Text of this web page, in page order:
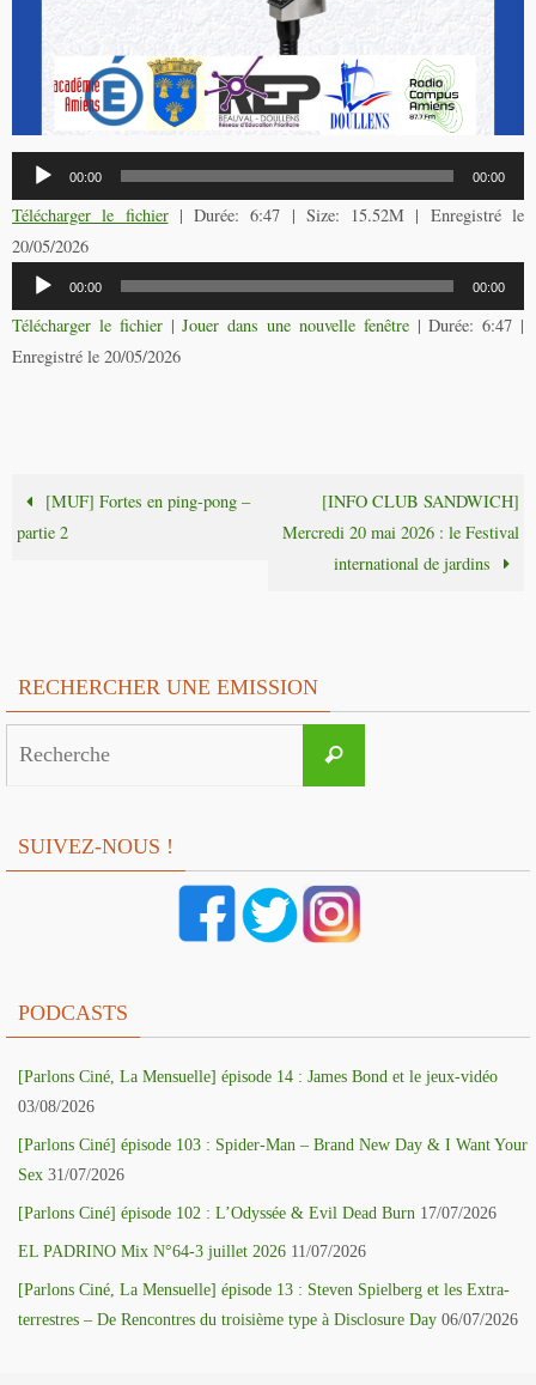
Lecteur
audio
00:00 00:00
Télécharger le fichier| Durée: 6:47 | Size: 15.52M | Enregistré le
20/05/2026
Lecteur
audio
00:00 00:00
Télécharger le fichier|Jouer dans une nouvelle fenêtre|Durée: 6:47 |
Enregistré le 20/05/2026
[MUF] Fortes en ping-pong –
partie 2
[INFO CLUB SANDWICH]
Mercredi 20 mai 2026 : le Festival
international de jardins
RECHERCHER UNE EMISSION
Recherche
SUIVEZ-NOUS !
PODCASTS
[Parlons Ciné, La Mensuelle] épisode 14 : James Bond et le jeux-vidéo
03/08/2026
[Parlons Ciné] épisode 103 : Spider-Man – Brand New Day & I Want Your
Sex 31/07/2026
[Parlons Ciné] épisode 102 : L’Odyssée & Evil Dead Burn 17/07/2026
EL PADRINO Mix N°64-3 juillet 2026 11/07/2026
[Parlons Ciné, La Mensuelle] épisode 13 : Steven Spielberg et les Extra-
terrestres – De Rencontres du troisième type à Disclosure Day 06/07/2026